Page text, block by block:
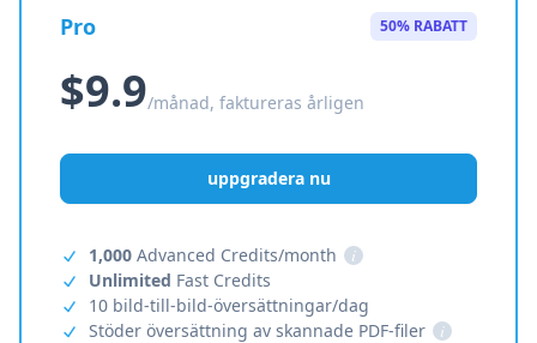
Pro 50% RABATT
$9.9/månad, faktureras årligen
uppgradera nu
1,000 Advanced Credits/month
i
Unlimited Fast Credits
10 bild-till-bild-översättningar/dag
Stöder översättning av skannade PDF-filer
i